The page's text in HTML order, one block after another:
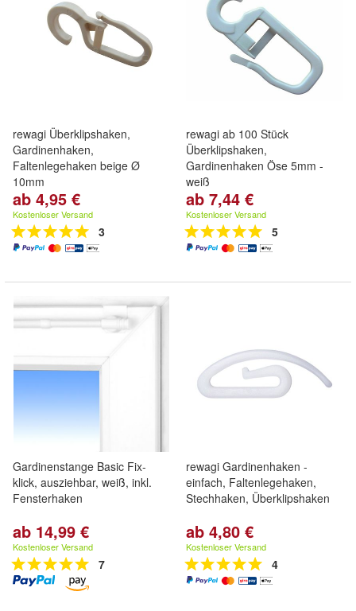
rewagi Überklipshaken,
Gardinenhaken,
Faltenlegehaken beige Ø
10mm
ab 4,95 €
Kostenloser Versand
3
rewagi ab 100 Stück
Überklipshaken,
Gardinenhaken Öse 5mm -
weiß
ab 7,44 €
Kostenloser Versand
5
Gardinenstange Basic Fix-
klick, ausziehbar, weiß, inkl.
Fensterhaken
ab 14,99 €
Kostenloser Versand
7
rewagi Gardinenhaken -
einfach, Faltenlegehaken,
Stechhaken, Überklipshaken
ab 4,80 €
Kostenloser Versand
4